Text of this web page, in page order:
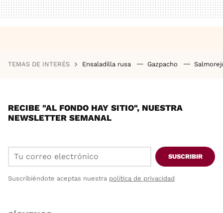
TEMAS DE INTERÉS Ensaladilla rusa Gazpacho
RECIBE "AL FONDO HAY SITIO", NUESTRA
NEWSLETTER SEMANAL
SUSCRIBIR
Suscribiéndote aceptas nuestra política de privacidad